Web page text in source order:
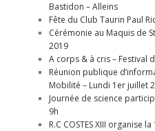
Bastidon – Alleins
Fête du Club Taurin Paul
Cérémonie au Maquis de
2019
A corps & à cris – Festival
Réunion publique
Mobilité – Lundi 1er juillet
Journée de science
9h
R.C COSTES XIII organise